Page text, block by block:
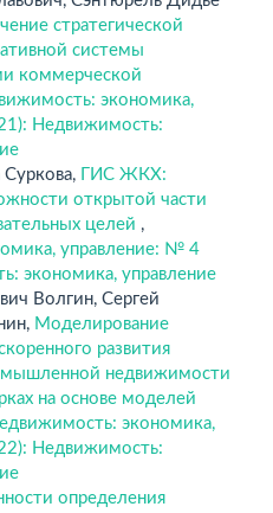
стратегической
системы
коммерческой
экономика,
Недвижимость:
ГИС ЖКХ:
открытой части
целей ,
управление: № 4
экономика, управление
Волгин, Сергей
Моделирование
развития
недвижимости
на основе моделей
экономика,
Недвижимость:
определения